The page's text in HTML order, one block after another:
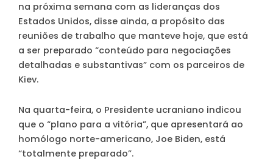
na próxima semana com as lideranças dos
Estados Unidos, disse ainda, a propósito das
reuniões de trabalho que manteve hoje, que está
a ser preparado “conteúdo para negociações
detalhadas e substantivas” com os parceiros de
Kiev.
Na quarta-feira, o Presidente ucraniano indicou
que o “plano para a vitória”, que apresentará ao
homólogo norte-americano, Joe Biden, está
“totalmente preparado”.